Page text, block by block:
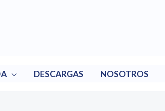
DESCARGAS NOSOTROS